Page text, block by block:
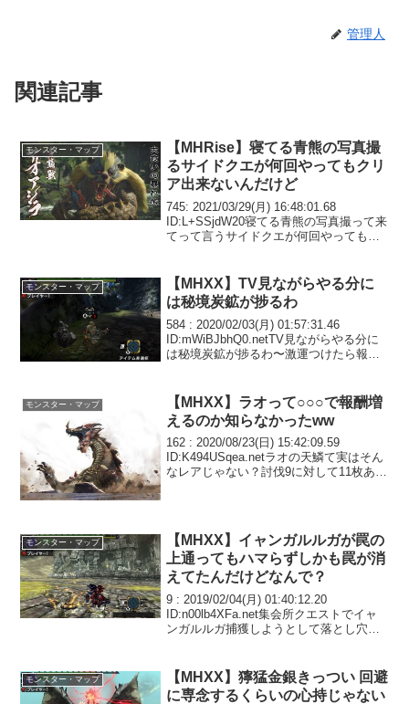
管理人
関連記事
モンスター・マップ
【MHRise】寝てる青熊の写真撮
るサイドクエが何回やってもクリ
ア出来ないんだけど
745: 2021/03/29(月) 16:48:01.68
ID:L+SSjdW20寝てる青熊の写真撮って来
てって言うサイドクエが何回やってもク
わ754: 2021/...
モンスター・マップ
【MHXX】TV見ながらやる分に
は秘境炭鉱が捗るわ
584 : 2020/02/03(月) 01:57:31.46
ID:mWiBJbhQ0.netTV見ながらやる分に
は秘境炭鉱が捗るわ〜激運つけたら報酬
モンスター・マップ
【MHXX】ラオって○○○で報酬増
えるのか知らなかったww
162 : 2020/08/23(日) 15:42:09.59
ID:K494USqea.netラオの天鱗て実はそん
なレアじゃない？討伐9に対して11枚ある
モンスター・マップ
【MHXX】イャンガルルガが罠の
上通ってもハマらずしかも罠が消
えてたんだけどなんで？
9 : 2019/02/04(月) 01:40:12.20
ID:n00lb4XFa.net集会所クエストでイャ
ンガルルガ捕獲しようとして落とし穴設
んだろう？10 : ...
モンスター・マップ
【MHXX】獰猛金銀きっつい 回避
に専念するくらいの心持じゃない